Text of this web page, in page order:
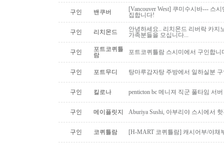
구인 밴쿠버
[Vancouver West] 쿠미수시바--- 스
집합니다!
구인 리치몬드
안녕하세요.. 리치몬드 리버락 카지
가족분들을 모십니다...
구인
포트코퀴틀
람
포트코퀴틀람 스시미에서 구인합니
구인 포트무디 탕마루감자탕 주방에서 일하실분
구인 킬로나 penticton bc 메니져 직군 풀타임 서
구인 메이플릿지 Aburiya Sushi, 아부리야 스시에서
구인 코퀴틀람 [H-MART 코퀴틀람] 캐시어부/야채